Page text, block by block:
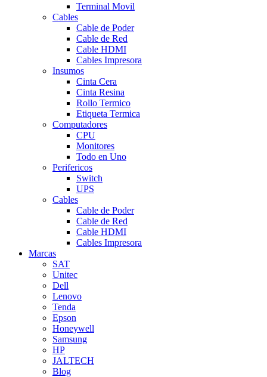
Terminal Movil
Cables
Cable de Poder
Cable de Red
Cable HDMI
Cables Impresora
Insumos
Cinta Cera
Cinta Resina
Rollo Termico
Etiqueta Termica
Computadores
CPU
Monitores
Todo en Uno
Perifericos
Switch
UPS
Cables
Cable de Poder
Cable de Red
Cable HDMI
Cables Impresora
Marcas
SAT
Unitec
Dell
Lenovo
Tenda
Epson
Honeywell
Samsung
HP
JALTECH
Blog